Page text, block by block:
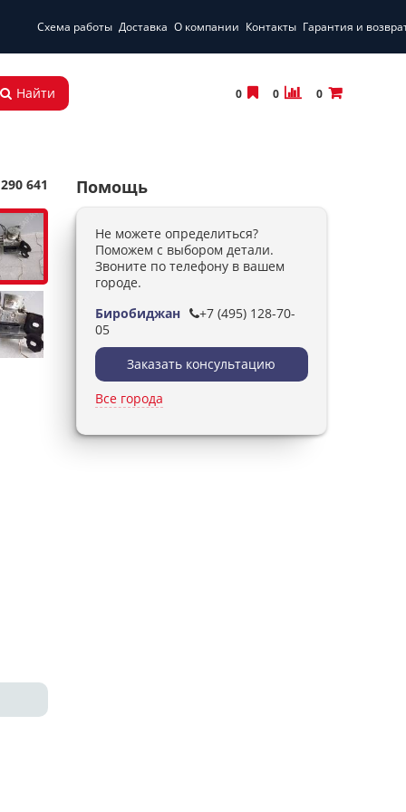
Схема работы Доставка О компании Контакты Гарантия и
Найти 0 0 0
641 Помощь
Не можете определиться?
Поможем с выбором детали.
Звоните по телефону в вашем
городе.
Биробиджан
+7 (495) 128-70-
05
Заказать консультацию
Все города